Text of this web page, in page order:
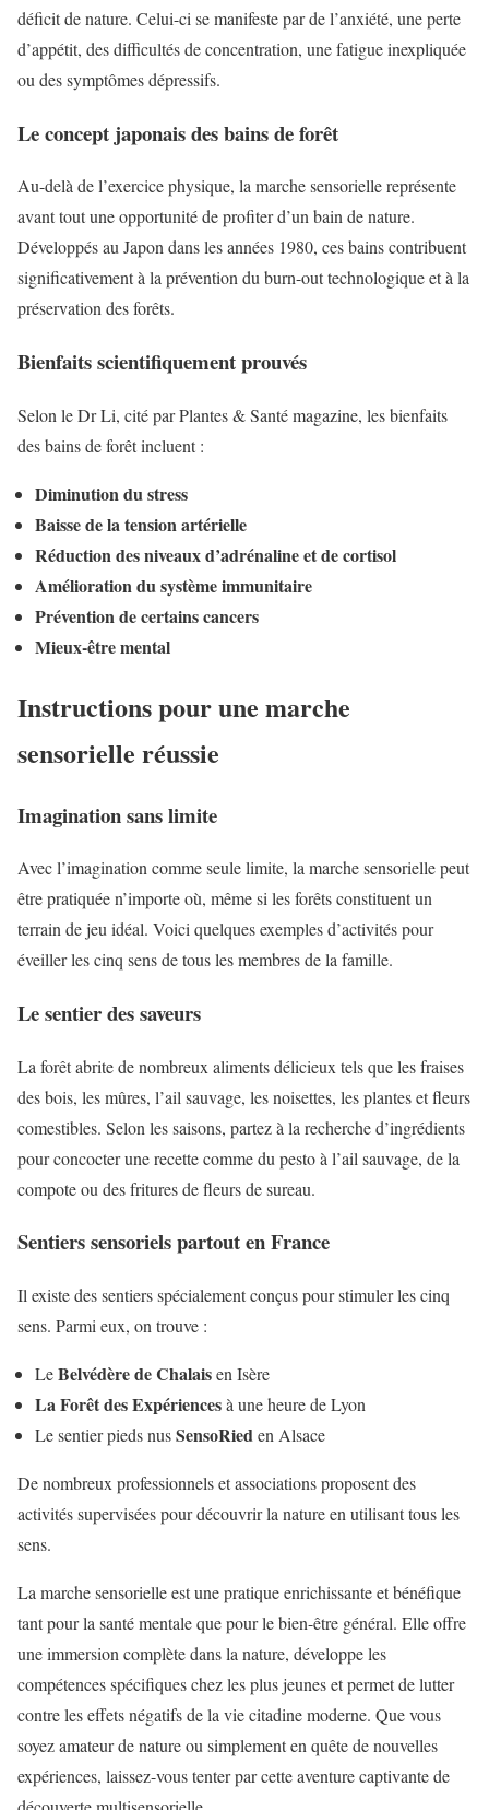
déficit de nature. Celui-ci se manifeste par de l’anxiété, une perte
d’appétit, des difficultés de concentration, une fatigue inexpliquée
ou des symptômes dépressifs.
Le concept japonais des bains de forêt
Au-delà de l’exercice physique, la marche sensorielle représente
avant tout une opportunité de profiter d’un bain de nature.
Développés au Japon dans les années 1980, ces bains contribuent
significativement à la prévention du burn-out technologique et à la
préservation des forêts.
Bienfaits scientifiquement prouvés
Selon le Dr Li, cité par Plantes & Santé magazine, les bienfaits
des bains de forêt incluent :
Diminution du stress
Baisse de la tension artérielle
Réduction des niveaux d’adrénaline et de cortisol
Amélioration du système immunitaire
Prévention de certains cancers
Mieux-être mental
Instructions pour une marche
sensorielle réussie
Imagination sans limite
Avec l’imagination comme seule limite, la marche sensorielle peut
être pratiquée n’importe où, même si les forêts constituent un
terrain de jeu idéal. Voici quelques exemples d’activités pour
éveiller les cinq sens de tous les membres de la famille.
Le sentier des saveurs
La forêt abrite de nombreux aliments délicieux tels que les fraises
des bois, les mûres, l’ail sauvage, les noisettes, les plantes et fleurs
comestibles. Selon les saisons, partez à la recherche d’ingrédients
pour concocter une recette comme du pesto à l’ail sauvage, de la
compote ou des fritures de fleurs de sureau.
Sentiers sensoriels partout en France
Il existe des sentiers spécialement conçus pour stimuler les cinq
sens. Parmi eux, on trouve :
LeBelvédère de Chalaisen Isère
La Forêt des Expériencesà une heure de Lyon
Le sentier pieds nusSensoRieden Alsace
De nombreux professionnels et associations proposent des
activités supervisées pour découvrir la nature en utilisant tous les
sens.
La marche sensorielle est une pratique enrichissante et bénéfique
tant pour la santé mentale que pour le bien-être général. Elle offre
une immersion complète dans la nature, développe les
compétences spécifiques chez les plus jeunes et permet de lutter
contre les effets négatifs de la vie citadine moderne. Que vous
soyez amateur de nature ou simplement en quête de nouvelles
expériences, laissez-vous tenter par cette aventure captivante de